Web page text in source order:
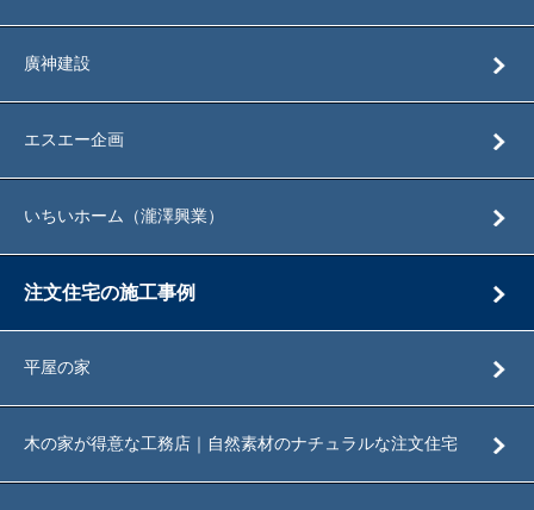
廣神建設
エスエー企画
いちいホーム（瀧澤興業）
注文住宅の施工事例
平屋の家
木の家が得意な工務店｜自然素材のナチュラルな注文住宅